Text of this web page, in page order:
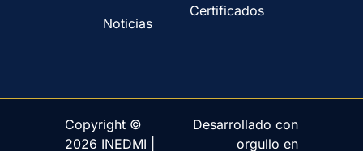
Noticias
Certificados
Copyright ©
2026 INEDMI |
Desarrollado con
orgullo en